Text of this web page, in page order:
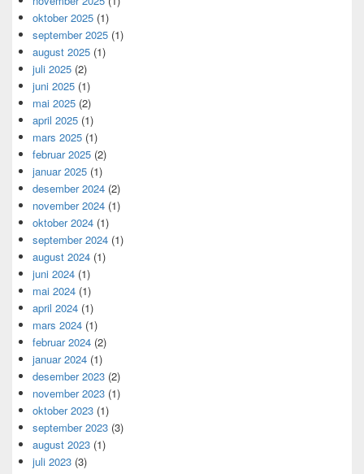
oktober 2025 (1)
september 2025 (1)
august 2025 (1)
juli 2025 (2)
juni 2025 (1)
mai 2025 (2)
april 2025 (1)
mars 2025 (1)
februar 2025 (2)
januar 2025 (1)
desember 2024 (2)
november 2024 (1)
oktober 2024 (1)
september 2024 (1)
august 2024 (1)
juni 2024 (1)
mai 2024 (1)
april 2024 (1)
mars 2024 (1)
februar 2024 (2)
januar 2024 (1)
desember 2023 (2)
november 2023 (1)
oktober 2023 (1)
september 2023 (3)
august 2023 (1)
juli 2023 (3)